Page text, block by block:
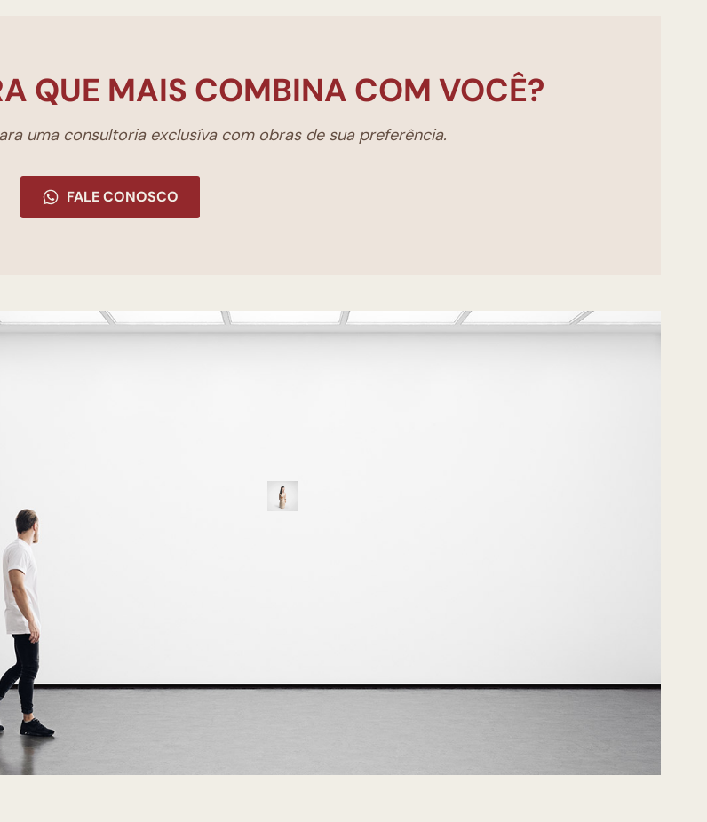
QUE MAIS COMBINA COM VOCÊ?
uma consultoria exclusíva com obras de sua preferência.
FALE CONOSCO